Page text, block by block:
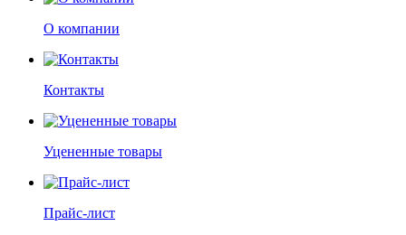
О компании
Контакты
Уцененные товары
Прайс-лист